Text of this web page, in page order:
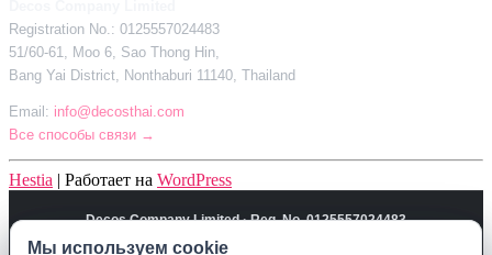
Registration No.: 0125557024483
51/60-61, Moo 6, Sao Thong Hin,
Bang Yai District, Nonthaburi 11140, Thailand
Email: info@decosthai.com
Все способы связи →
Hestia | Работает на WordPress
Decos Company Limited · Reg. No. 0125557024483
51/60-61, Moo 6, Sao Thong Hin, Bang Yai District, Nonthaburi 11140,
Мы используем cookie
Мы используем cookie